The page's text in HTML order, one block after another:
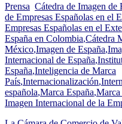
Prensa Cátedra de Imagen de
de Empresas Españolas en el
Empresas Españolas en el
España en Colombia,Cátedra
México,Imagen de España,
Internacional de España,
España,Inteligencia de Marca
País,Internacionalización,
española,Marca España,Marca
Imagen Internacional de la